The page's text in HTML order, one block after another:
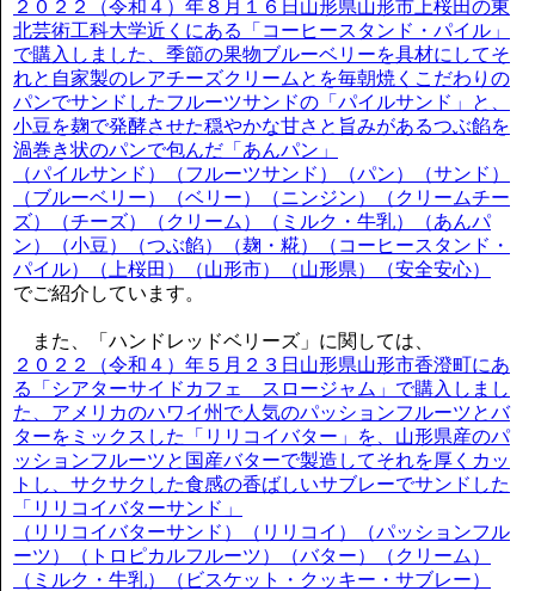
２０２２（令和４）年８月１６日山形県山形市上桜田の東
北芸術工科大学近くにある「コーヒースタンド・パイル」
で購入しました、季節の果物ブルーベリーを具材にしてそ
れと自家製のレアチーズクリームとを毎朝焼くこだわりの
パンでサンドしたフルーツサンドの「パイルサンド」と、
小豆を麹で発酵させた穏やかな甘さと旨みがあるつぶ餡を
渦巻き状のパンで包んだ「あんパン」
（パイルサンド）（フルーツサンド）（パン）（サンド）
（ブルーベリー）（ベリー）（ニンジン）（クリームチー
ズ）（チーズ）（クリーム）（ミルク・牛乳）（あんパ
ン）（小豆）（つぶ餡）（麹・糀）（コーヒースタンド・
パイル）（上桜田）（山形市）（山形県）（安全安心）
でご紹介しています。
また、「ハンドレッドベリーズ」に関しては、
２０２２（令和４）年５月２３日山形県山形市香澄町にあ
る「シアターサイドカフェ スロージャム」で購入しまし
た、アメリカのハワイ州で人気のパッションフルーツとバ
ターをミックスした「リリコイバター」を、山形県産のパ
ッションフルーツと国産バターで製造してそれを厚くカッ
トし、サクサクした食感の香ばしいサブレーでサンドした
「リリコイバターサンド」
（リリコイバターサンド）（リリコイ）（パッションフル
ーツ）（トロピカルフルーツ）（バター）（クリーム）
（ミルク・牛乳）（ビスケット・クッキー・サブレー）